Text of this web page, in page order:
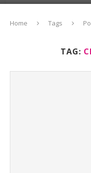
Home Tags
TAG: